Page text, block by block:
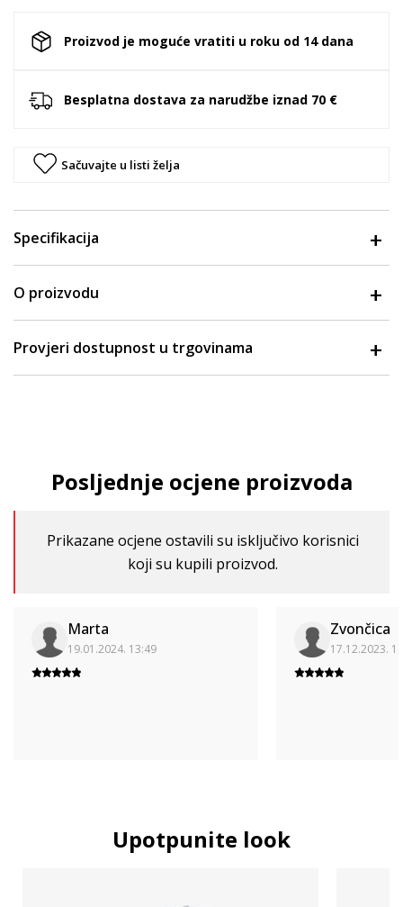
Proizvod je moguće vratiti u roku od 14 dana
Besplatna dostava za narudžbe iznad 70 €
Sačuvajte u listi želja
Specifikacija
O proizvodu
Provjeri dostupnost u trgovinama
Posljednje ocjene proizvoda
Prikazane ocjene ostavili su isključivo korisnici
koji su kupili proizvod.
Marta
19.01.2024. 13:49
Zvončica
17.12.2023.
Upotpunite look